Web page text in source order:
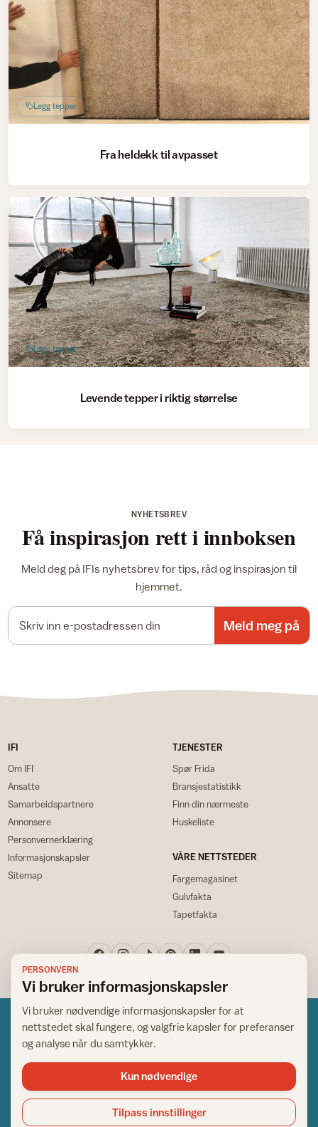
Legg tepper
Fra heldekk til avpasset
Legg tepper
Levende tepper i riktig størrelse
NYHETSBREV
Få inspirasjon rett i innboksen
Meld deg på IFIs nyhetsbrev for tips, råd og inspirasjon til
hjemmet.
Meld meg på
IFI
Om IFI
Ansatte
Samarbeidspartnere
Annonsere
Personvernerklæring
Informasjonskapsler
Sitemap
TJENESTER
Spør Frida
Bransjestatistikk
Finn din nærmeste
Huskeliste
VÅRE NETTSTEDER
Fargemagasinet
Gulvfakta
Tapetfakta
Norsk råd for hjem og bygg
Copyright © 1995-2026. All Rights Reserved.
PERSONVERN
Vi bruker informasjonskapsler
Vi bruker nødvendige informasjonskapsler for at
nettstedet skal fungere, og valgfrie kapsler for preferanser
og analyse når du samtykker.
Kun nødvendige
Tilpass innstillinger